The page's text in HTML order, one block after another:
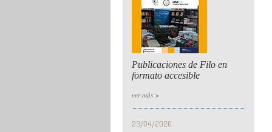
Publicaciones de Filo en
formato accesible
ver más >
23/04/2026